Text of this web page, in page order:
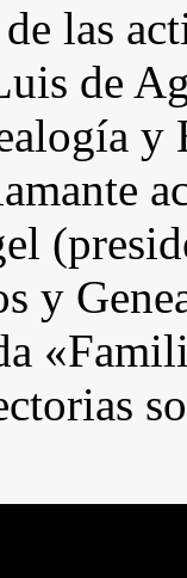
las
de
y
y